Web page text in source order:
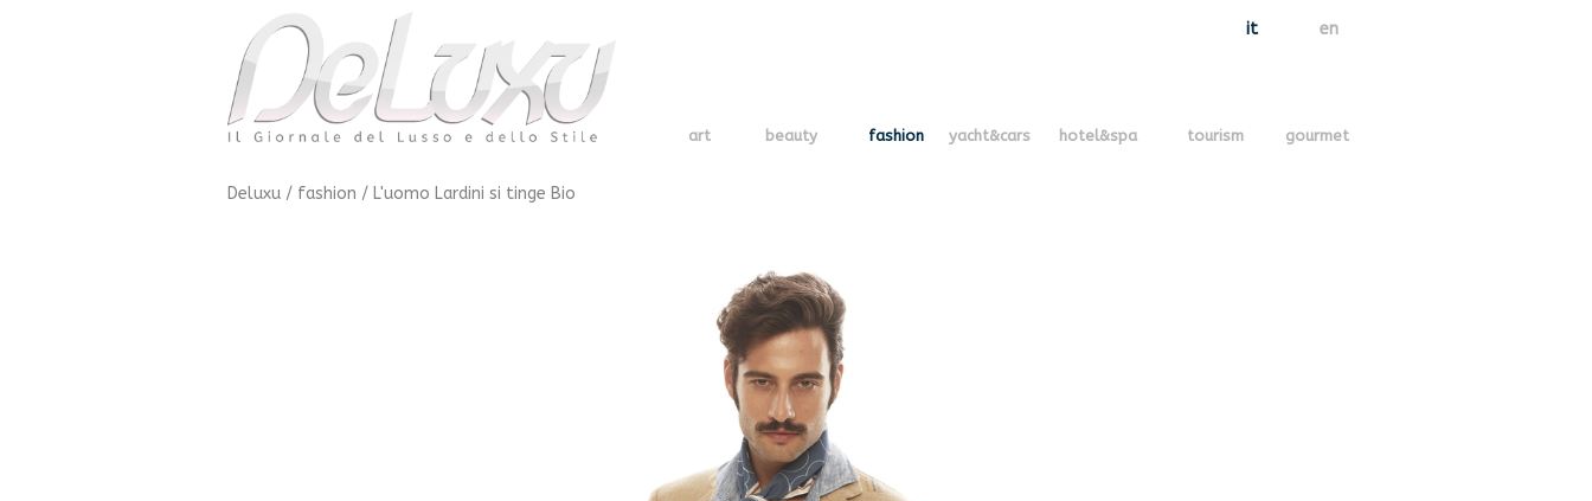
en
it
art beauty fashion yacht&cars hotel&spa tourism gourmet
Deluxu / fashion / L'uomo Lardini si tinge Bio